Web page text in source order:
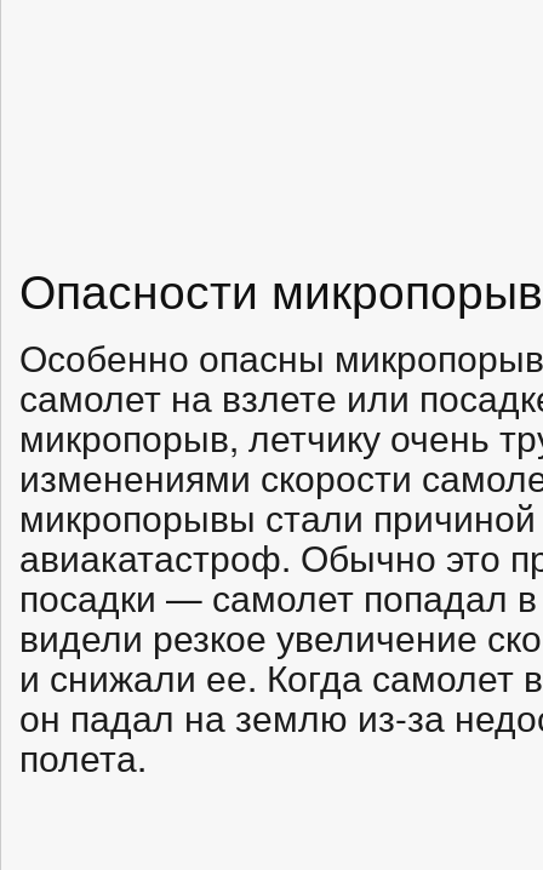
Опасности
Особенно опасны
самолет на взлете или
микропорыв, летчику очень
изменениями скорости
микропорывы стали
авиакатастроф. Обычно это
посадки — самолет попадал
видели резкое увеличение
и снижали ее. Когда самолет
он падал на землю из-за
полета.